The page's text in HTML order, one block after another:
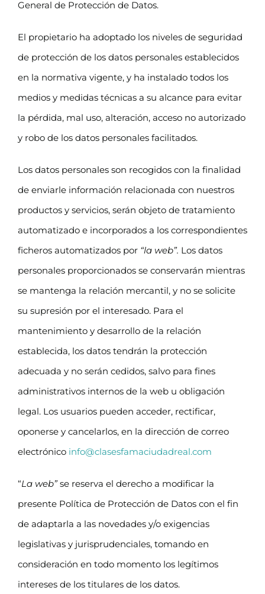
General de Protección de Datos.
El propietario ha adoptado los niveles de seguridad
de protección de los datos personales establecidos
en la normativa vigente, y ha instalado todos los
medios y medidas técnicas a su alcance para evitar
la pérdida, mal uso, alteración, acceso no autorizado
y robo de los datos personales facilitados.
Los datos personales son recogidos con la finalidad
de enviarle información relacionada con nuestros
productos y servicios, serán objeto de tratamiento
automatizado e incorporados a los correspondientes
ficheros automatizados por “la web”. Los datos
personales proporcionados se conservarán mientras
se mantenga la relación mercantil, y no se solicite
su supresión por el interesado. Para el
mantenimiento y desarrollo de la relación
establecida, los datos tendrán la protección
adecuada y no serán cedidos, salvo para fines
administrativos internos de la web u obligación
legal. Los usuarios pueden acceder, rectificar,
oponerse y cancelarlos, en la dirección de correo
electrónico info@clasesfamaciudadreal.com
“La web”se reserva el derecho a modificar la
presente Política de Protección de Datos con el fin
de adaptarla a las novedades y/o exigencias
legislativas y jurisprudenciales, tomando en
consideración en todo momento los legítimos
intereses de los titulares de los datos.